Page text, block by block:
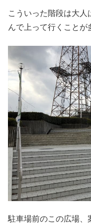
こういった階段は大
んで上って行くことが
駐車場前のこの広場、